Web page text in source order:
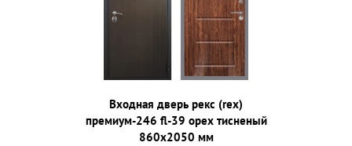
Входная дверь рекс (rex)
премиум-246 fl-39 орех тисненый
860х2050 мм